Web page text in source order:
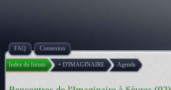
FAQ Connexion
Index du forum + D'IMAGINAIRE Agenda